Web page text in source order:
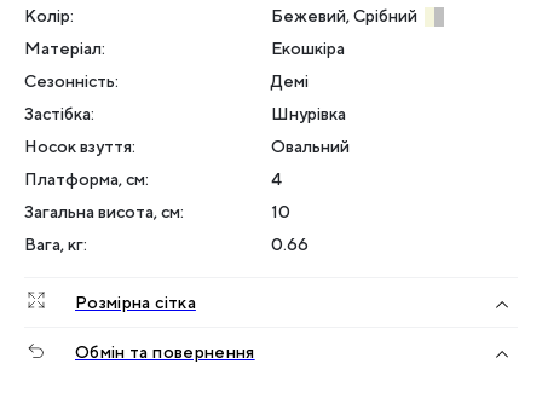
Колір:
Бежевий, Срібний
Матеріал:
Екошкіра
Сезонність:
Демі
Застібка:
Шнурівка
Носок взуття:
Овальний
Платформа, см:
4
Загальна висота, см:
10
Вага, кг: 0.66
Розмірна сітка
Обмін та повернення